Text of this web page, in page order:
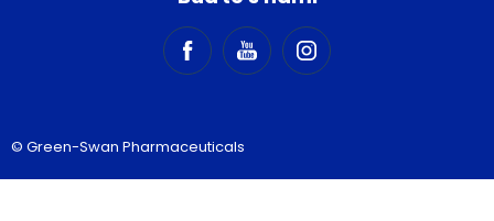
© Green-Swan Pharmaceuticals